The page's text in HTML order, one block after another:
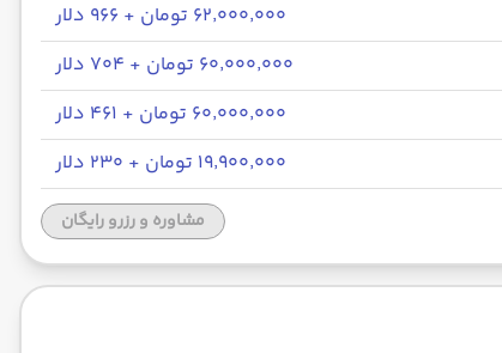
۶۲٬۰۰۰٬۰۰۰ تومان + ۹۶۶ دلار
۶۰٬۰۰۰٬۰۰۰ تومان + ۷۰۴ دلار
۶۰٬۰۰۰٬۰۰۰ تومان + ۴۶۱ دلار
۱۹٬۹۰۰٬۰۰۰ تومان + ۲۳۰ دلار
مشاوره و رزرو رایگان